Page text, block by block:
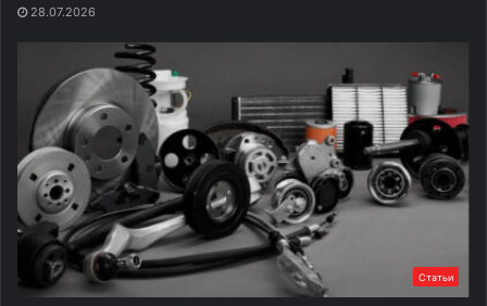
28.07.2026
Статьи